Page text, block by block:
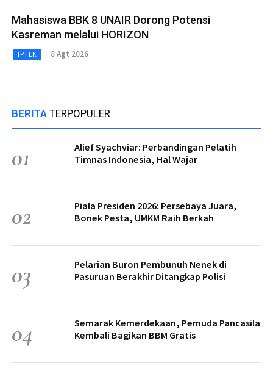
Mahasiswa BBK 8 UNAIR Dorong Potensi
Kasreman melalui HORIZON
IPTEK 8 Agt 2026
BERITA TERPOPULER
01
Alief Syachviar: Perbandingan Pelatih
Timnas Indonesia, Hal Wajar
02
Piala Presiden 2026: Persebaya Juara,
Bonek Pesta, UMKM Raih Berkah
03
Pelarian Buron Pembunuh Nenek di
Pasuruan Berakhir Ditangkap Polisi
04
Semarak Kemerdekaan, Pemuda Pancasila
Kembali Bagikan BBM Gratis